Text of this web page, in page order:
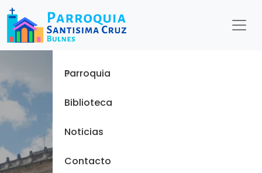
Menu
Inicio
Parroquia
Biblioteca
Noticias
Contacto